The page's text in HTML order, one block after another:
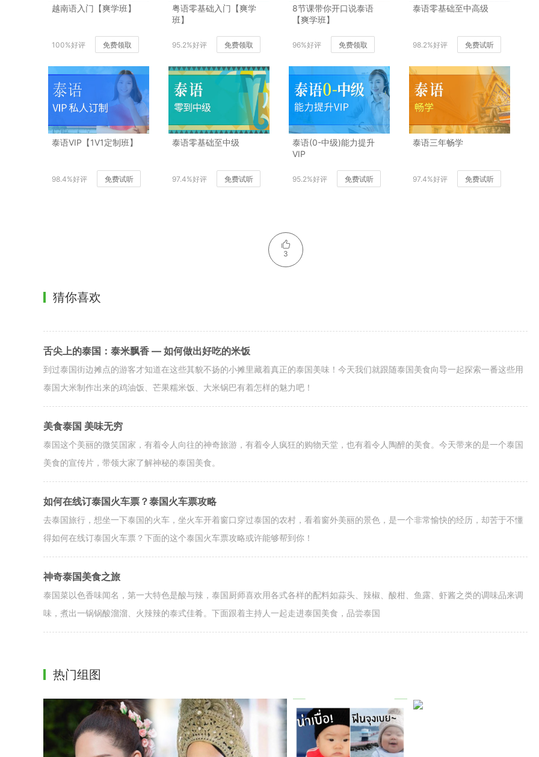
越南语入门【爽学班】
100%好评 免费领取
粤语零基础入门【爽学
班】
95.2%好评 免费领取
8节课带你开口说泰语
【爽学班】
96%好评 免费领取
泰语零基础至中高级
98.2%好评 免费试听
泰语VIP【1V1定制班】
98.4%好评 免费试听
泰语零基础至中级
97.4%好评 免费试听
泰语(0-中级)能力提升
VIP
95.2%好评 免费试听
泰语三年畅学
97.4%好评 免费试听
3
猜你喜欢
舌尖上的泰国：泰米飘香 — 如何做出好吃的米饭
到过泰国街边摊点的游客才知道在这些其貌不扬的小摊里藏着真正的泰国美味！今天我们就跟随泰国美食向导一起探索一番这些用
泰国大米制作出来的鸡油饭、芒果糯米饭、大米锅巴有着怎样的魅力吧！
美食泰国 美味无穷
泰国这个美丽的微笑国家，有着令人向往的神奇旅游，有着令人疯狂的购物天堂，也有着令人陶醉的美食。今天带来的是一个泰国
美食的宣传片，带领大家了解神秘的泰国美食。
如何在线订泰国火车票？泰国火车票攻略
去泰国旅行，想坐一下泰国的火车，坐火车开着窗口穿过泰国的农村，看着窗外美丽的景色，是一个非常愉快的经历，却苦于不懂
得如何在线订泰国火车票？下面的这个泰国火车票攻略或许能够帮到你！
神奇泰国美食之旅
泰国菜以色香味闻名，第一大特色是酸与辣，泰国厨师喜欢用各式各样的配料如蒜头、辣椒、酸柑、鱼露、虾酱之类的调味品来调
味，煮出一锅锅酸溜溜、火辣辣的泰式佳肴。下面跟着主持人一起走进泰国美食，品尝泰国
热门组图